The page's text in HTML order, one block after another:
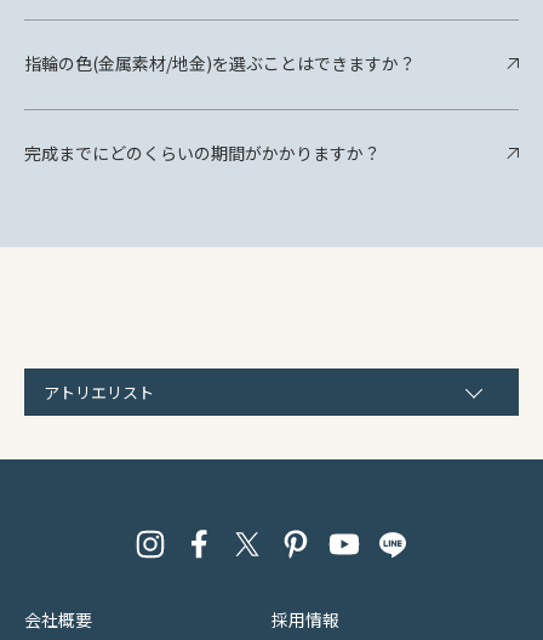
指輪の色(金属素材/地金)を選ぶことはできますか？
完成までにどのくらいの期間がかかりますか？
アトリエリスト
会社概要 採用情報